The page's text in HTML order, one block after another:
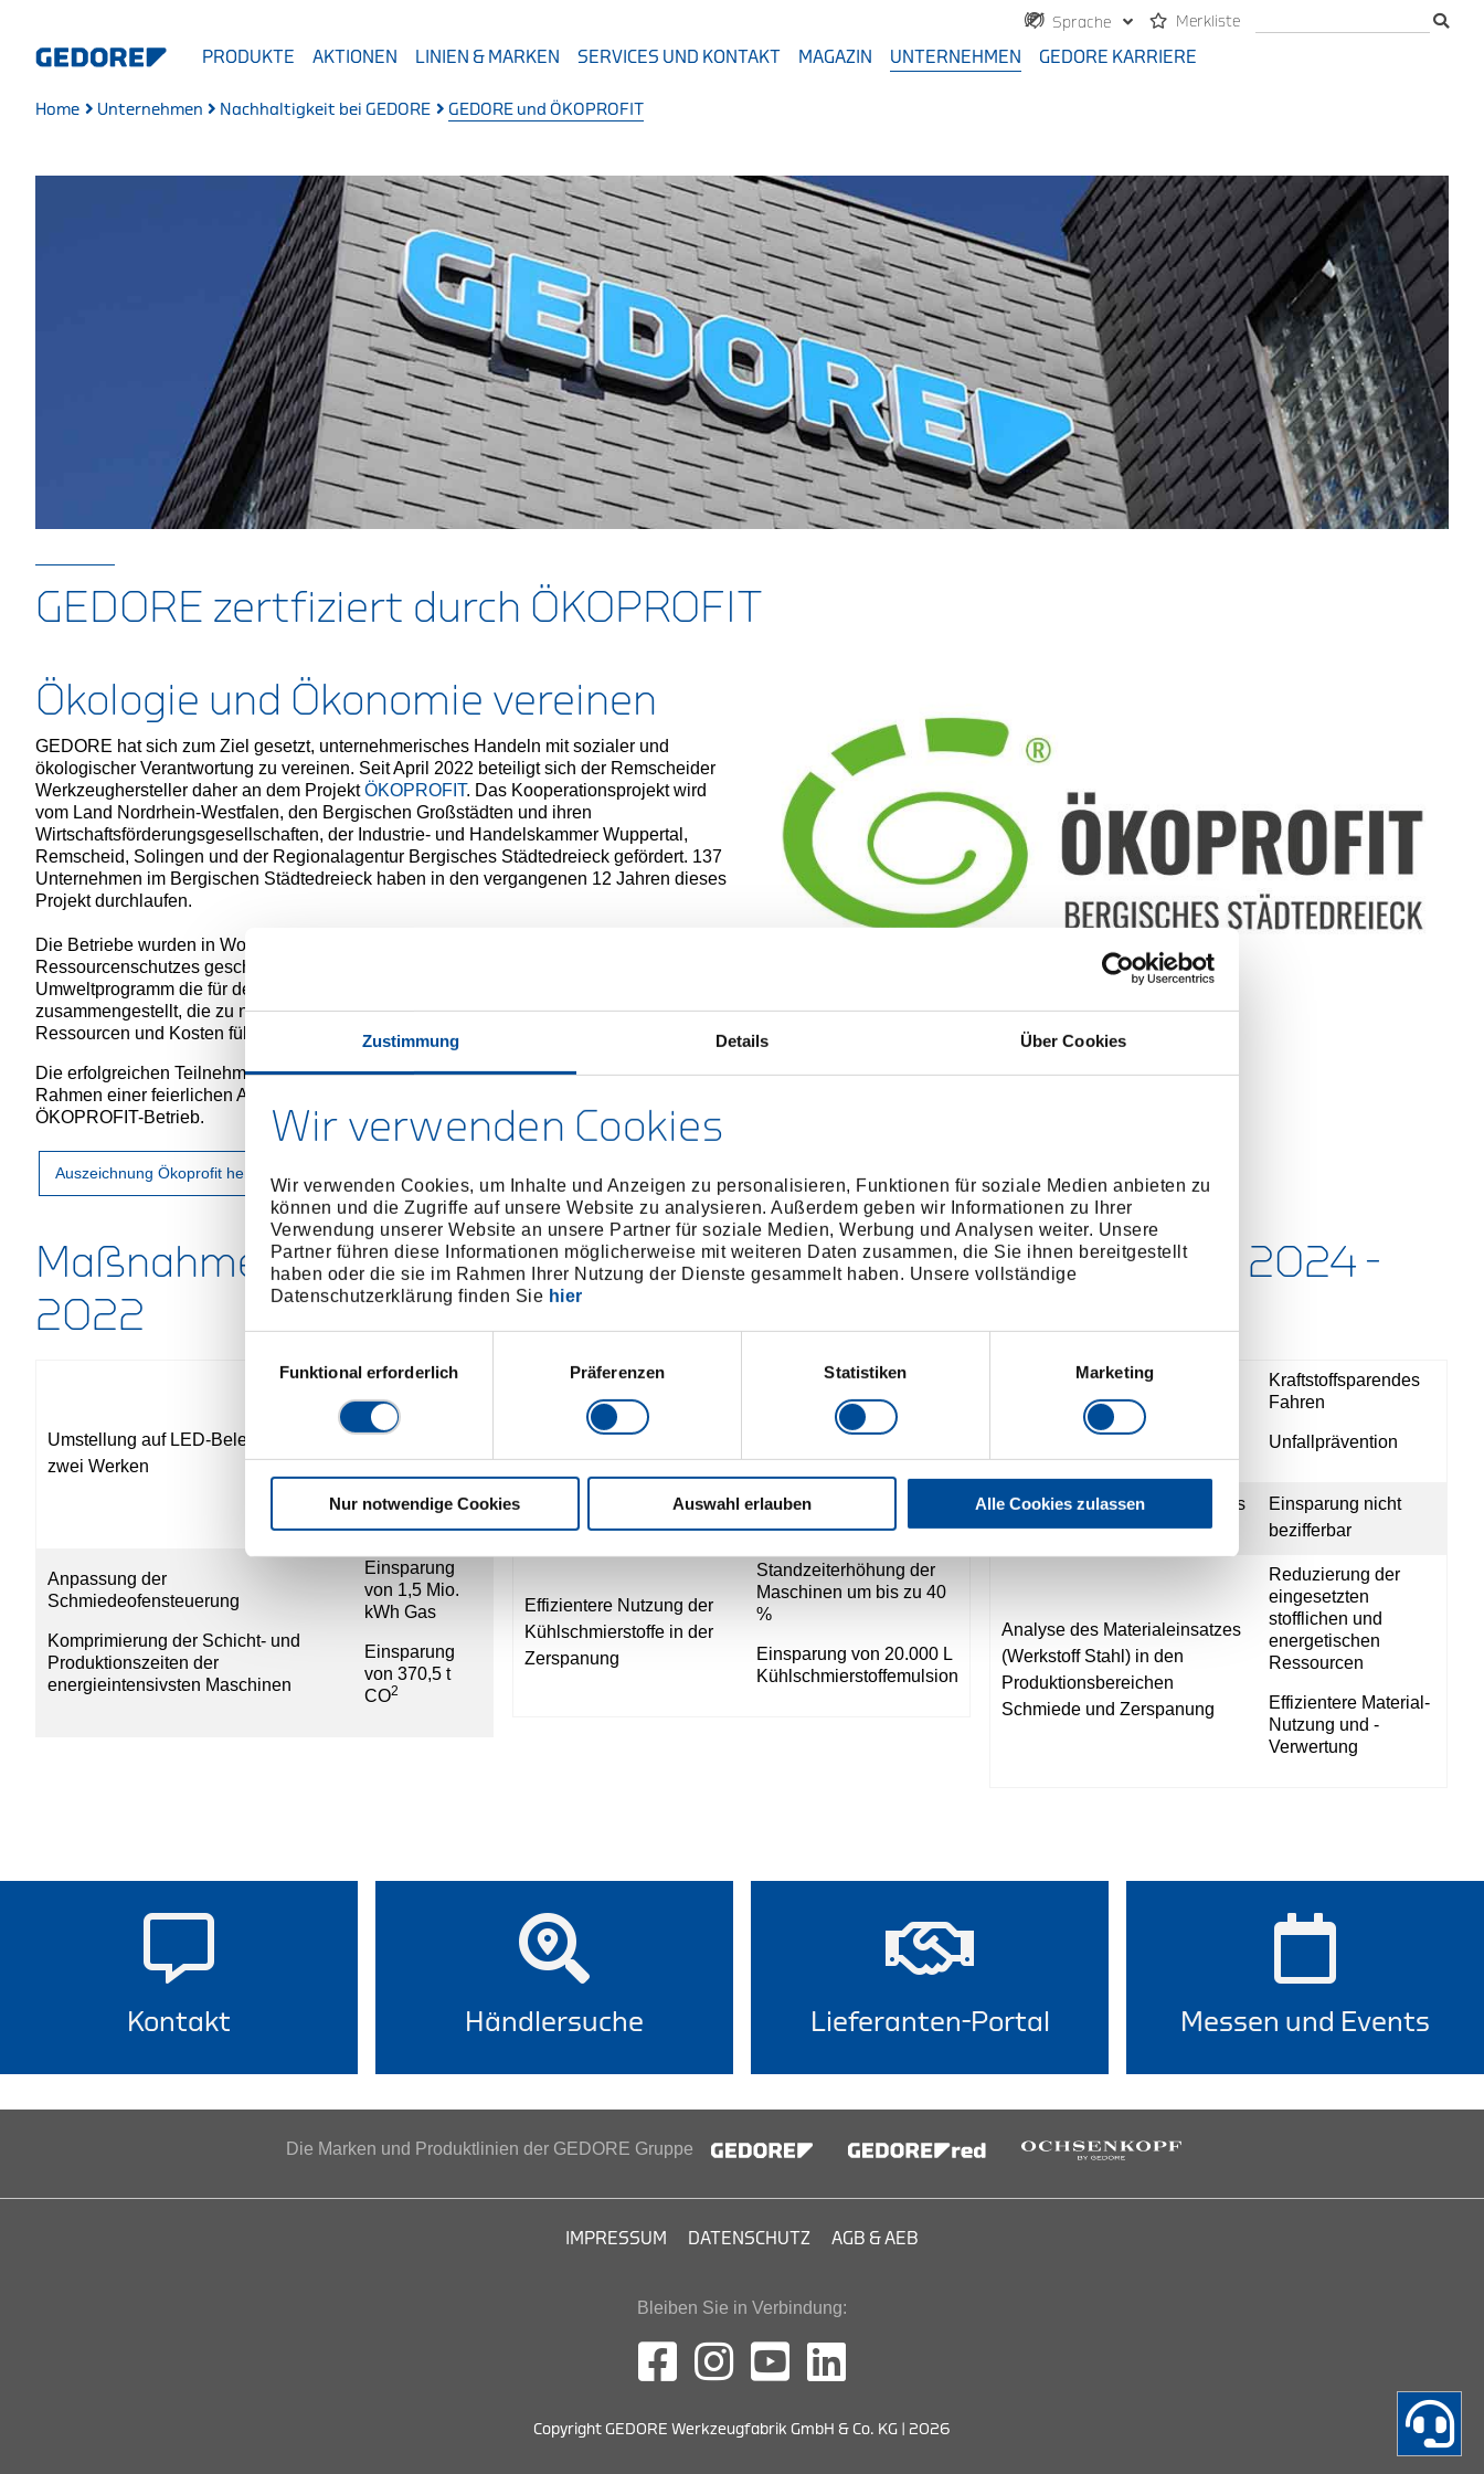
Zustimmung Details Über Cookies
Wir verwenden Cookies
Wir verwenden Cookies, um Inhalte und Anzeigen zu personalisieren, Funktionen für soziale Medien anbieten zu
können und die Zugriffe auf unsere Website zu analysieren. Außerdem geben wir Informationen zu Ihrer
Verwendung unserer Website an unsere Partner für soziale Medien, Werbung und Analysen weiter. Unsere
Partner führen diese Informationen möglicherweise mit weiteren Daten zusammen, die Sie ihnen bereitgestellt
haben oder die sie im Rahmen Ihrer Nutzung der Dienste gesammelt haben. Unsere vollständige
Datenschutzerklärung finden Sie hier
Funktional erforderlich
Präferenzen Statistiken Marketing
Nur notwendige Cookies Auswahl erlauben Alle Cookies zulassen
Sprache Merkliste
PRODUKTE AKTIONEN LINIEN & MARKEN SERVICES UND KONTAKT MAGAZIN UNTERNEHMEN GEDORE KARRIERE
Home Unternehmen Nachhaltigkeit bei GEDORE GEDORE und ÖKOPROFIT
GEDORE zertfiziert durch ÖKOPROFIT
Ökologie und Ökonomie vereinen
GEDORE hat sich zum Ziel gesetzt, unternehmerisches Handeln mit sozialer und
ökologischer Verantwortung zu vereinen. Seit April 2022 beteiligt sich der Remscheider
Werkzeughersteller daher an dem ProjektÖKOPROFIT. Das Kooperationsprojekt wird
vom Land Nordrhein-Westfalen, den Bergischen Großstädten und ihren
Wirtschaftsförderungsgesellschaften, der Industrie- und Handelskammer Wuppertal,
Remscheid, Solingen und der Regionalagentur Bergisches Städtedreieck gefördert. 137
Unternehmen im Bergischen Städtedreieck haben in den vergangenen 12 Jahren dieses
Projekt durchlaufen.
Die Betriebe wurden in Workshops zu verschiedensten Themen des Umwelt- und
Ressourcenschutzes geschult. Am Ende des Projektes wurden in einem
Umweltprogramm die für den Betrieb passenden Maßnahmen ermittelt und
zusammengestellt, die zu nachweisbaren Verbesserungen und Einsparungen an
Ressourcen und Kosten führen.
Die erfolgreichen Teilnehmer erhielten nach einer Abschlussprüfung und Zertifizierung im
Rahmen einer feierlichen Abschlussveranstaltung im Oktober 2023 die Auszeichnung als
ÖKOPROFIT-Betrieb.
Auszeichnung Ökoprofit herunterladen
Maßnahmen 2016 -
2022
Umstellung auf LED-Beleuchtung in
zwei Werken
Einsparung
von 103.000
kWh Strom
Einsparung
CO2
Anpassung der
Schmiedeofensteuerung
Komprimierung der Schicht- und
Produktionszeiten der
energieintensivsten Maschinen
Einsparung
von 1,5 Mio.
kWh Gas
Einsparung
von 370,5 t
CO2
Maßnahmen 2023
Drucklufterzeugung durch
moderne Kompressoren
Einsparung von bis zu
Einführung eines
Energiemanagements
nach DIN ISO 50001
Einsparung nicht
bezifferbar
Effizientere Nutzung der
Kühlschmierstoffe in der
Zerspanung
Standzeiterhöhung der
Maschinen um bis zu 40
%
Einsparung von 20.000 L
Kühlschmierstoffemulsion
Maßnahmen 2024 -
Fahrsicherheitstrainings für
Kraftstoffsparendes
Fahren
Unfallprävention
Ausbildung von Energiescouts
durch die IHK
Einsparung nicht
bezifferbar
Analyse des Materialeinsatzes
(Werkstoff Stahl) in den
Produktionsbereichen
Schmiede und Zerspanung
Reduzierung der
eingesetzten
stofflichen und
energetischen
Ressourcen
Effizientere Material-
Nutzung und -
Verwertung
Kontakt Händlersuche Lieferanten-Portal Messen und Events
Die Marken und Produktlinien der GEDORE Gruppe
IMPRESSUM DATENSCHUTZ AGB & AEB
Bleiben Sie in Verbindung:
Copyright GEDORE Werkzeugfabrik GmbH & Co. KG | 2026